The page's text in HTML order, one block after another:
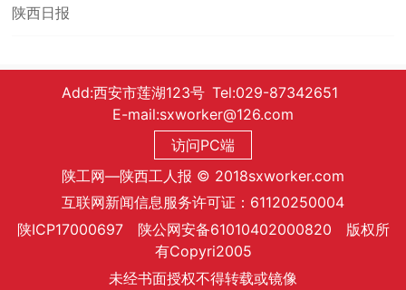
陕西日报
Add:西安市莲湖123号 Tel:029-87342651
E-mail:sxworker@126.com
访问PC端
陕工网—陕西工人报 © 2018sxworker.com
互联网新闻信息服务许可证：61120250004
陕ICP17000697 陕公网安备61010402000820 版权所
有Copyri2005
未经书面授权不得转载或镜像